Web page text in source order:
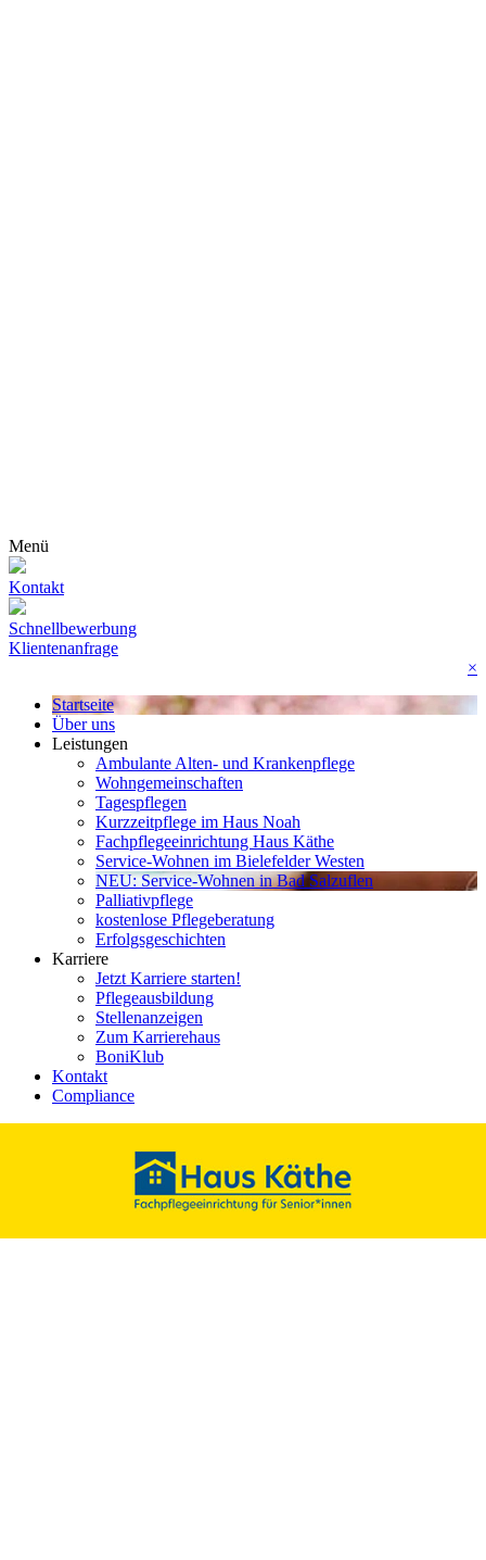
Menü
Kontakt
Schnellbewerbung
Klientenanfrage
×
Startseite
Über uns
Leistungen
Ambulante Alten- und Krankenpflege
Wohn­gemeinschaften
Tagespflegen
Kurzzeitpflege im Haus Noah
Fachpflegeeinrichtung Haus Käthe
Service-Wohnen im Bielefelder Westen
NEU: Service-Wohnen in Bad Salzuflen
Palliativpflege
kostenlose Pflegeberatung
Erfolgsgeschichten
Karriere
Jetzt Karriere starten!
Pflege­ausbildung
Stellenanzeigen
Zum Karrierehaus
BoniKlub
Kontakt
Compliance